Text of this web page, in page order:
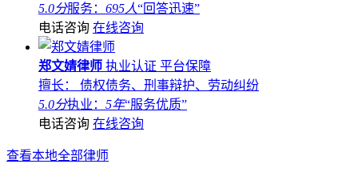
5.0分服务： 695人“回答迅速”
电话咨询 在线咨询
郑文婧律师 执业认证 平台保障
擅长： 债权债务、刑事辩护、劳动纠纷
5.0分执业： 5年“服务优质”
电话咨询 在线咨询
查看本地全部律师